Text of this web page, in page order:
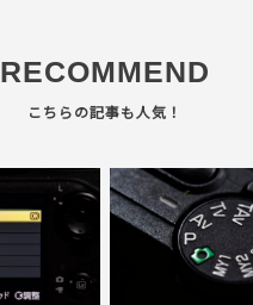
RECOMMEND